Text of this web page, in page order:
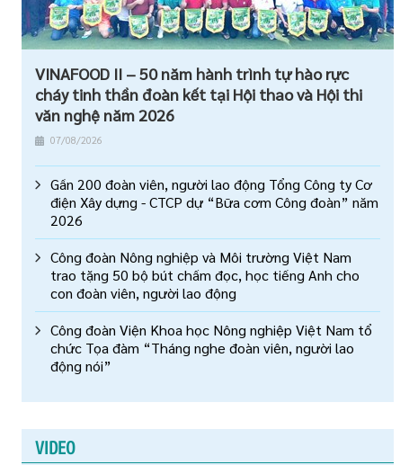
VINAFOOD II – 50 năm hành trình tự hào rực
cháy tinh thần đoàn kết tại Hội thao và Hội thi
văn nghệ năm 2026
07/08/2026
Gần 200 đoàn viên, người lao động Tổng Công ty Cơ
điện Xây dựng - CTCP dự “Bữa cơm Công đoàn” năm
2026
Công đoàn Nông nghiệp và Môi trường Việt Nam
trao tặng 50 bộ bút chấm đọc, học tiếng Anh cho
con đoàn viên, người lao động
Công đoàn Viện Khoa học Nông nghiệp Việt Nam tổ
chức Tọa đàm “Tháng nghe đoàn viên, người lao
động nói”
VIDEO